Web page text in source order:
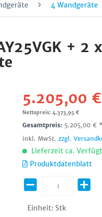
4 Wandgeräte
+ 2 x
5.205,00
Nettopreis: 4.373,95 €
Gesamtpreis: 5.205,00 € *
inkl. MwSt.zzgl.
Lieferzeit ca.
Produktdatenblatt
Einheit: Stk